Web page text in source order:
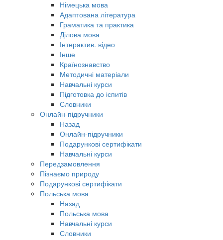
Німецька мова
Адаптована література
Граматика та практика
Ділова мова
Інтерактив. відео
Інше
Країнознавство
Методичні матеріали
Навчальні курси
Підготовка до іспитів
Словники
Онлайн-підручники
Назад
Онлайн-підручники
Подарункові сертифікати
Навчальні курси
Передзамовлення
Пізнаємо природу
Подарункові сертифікати
Польська мова
Назад
Польська мова
Навчальні курси
Словники